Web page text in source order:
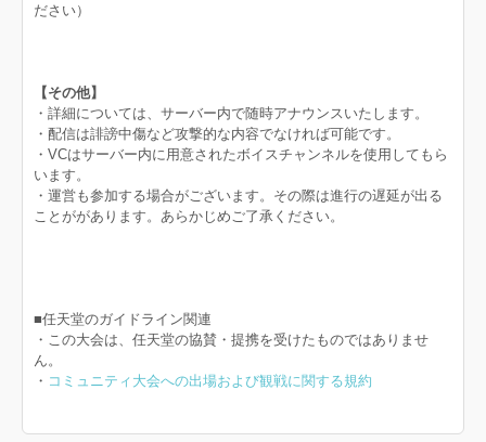
ださい）
【その他】
・詳細については、サーバー内で随時アナウンスいたします。
・配信は誹謗中傷など攻撃的な内容でなければ可能です。
・VCはサーバー内に用意されたボイスチャンネルを使用してもら
います。
・運営も参加する場合がございます。その際は進行の遅延が出る
ことががあります。あらかじめご了承ください。
■任天堂のガイドライン関連
・この大会は、任天堂の協賛・提携を受けたものではありませ
ん。
・ コミュニティ大会への出場および観戦に関する規約